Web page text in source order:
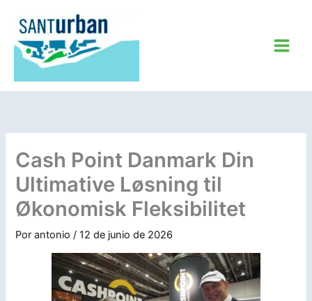
contenido
Cash Point Danmark Din
Ultimative Løsning til
Økonomisk Fleksibilitet
Porantonio/12 de junio de 2026